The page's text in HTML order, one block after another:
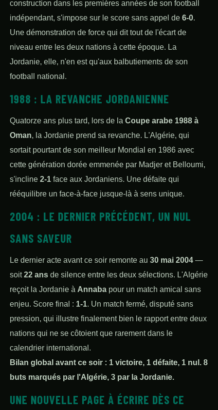
construction dans les premières années de son football
indépendant, s'impose sur le score sans appel de 6-0.
Une démonstration de force qui dit tout de l'écart de
niveau entre les deux nations à cette époque. La
Jordanie, elle, n'en est qu'aux balbutiements de son
football national.
1988 : LA REVANCHE JORDANIENNE
Quatorze ans plus tard, lors de la Coupe arabe 1988 à
Oman, la Jordanie prend sa revanche. L'Algérie, qui
sortait pourtant de son meilleur Mondial en 1986 avec
cette génération dorée emmenée par Madjer et Belloumi,
s'incline 2-1 face aux Jordaniens. Une défaite qui
rééquilibre un face-à-face jusque-là à sens unique.
2004 : LE DERNIER PRÉCÉDENT, UN NUL
SANS SAVEUR
Le dernier acte avant ce soir remonte au 30 mai 2004 —
soit22 ans de silence entre les deux sélections. L'Algérie
reçoit la Jordanie à Annaba pour un match amical sans
enjeu. Score final : 1-1. Un match fermé, disputé sans
pression, qui illustre finalement bien le rapport entre deux
nations qui ne se côtoient que rarement dans le
calendrier international.
Bilan global avant ce soir : 1 victoire, 1 défaite, 1 nul. 8
buts marqués par l'Algérie, 3 par la Jordanie.
UNE NOUVELLE PAGE À ÉCRIRE DÈS CE